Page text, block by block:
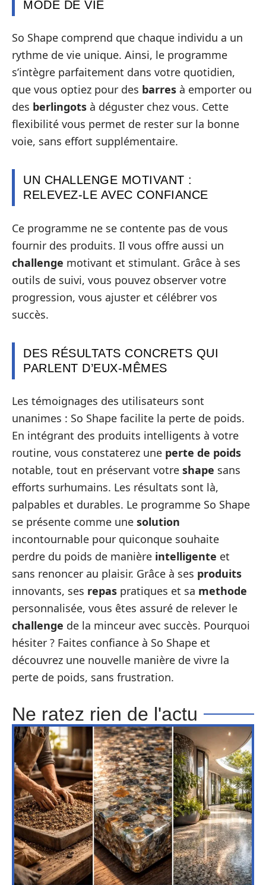
MODE DE VIE
So Shape comprend que chaque individu a un
rythme de vie unique. Ainsi, le programme
s’intègre parfaitement dans votre quotidien,
que vous optiez pour des barres à emporter ou
des berlingots à déguster chez vous. Cette
flexibilité vous permet de rester sur la bonne
voie, sans effort supplémentaire.
UN CHALLENGE MOTIVANT :
RELEVEZ-LE AVEC CONFIANCE
Ce programme ne se contente pas de vous
fournir des produits. Il vous offre aussi un
challenge motivant et stimulant. Grâce à ses
outils de suivi, vous pouvez observer votre
progression, vous ajuster et célébrer vos
succès.
DES RÉSULTATS CONCRETS QUI
PARLENT D’EUX-MÊMES
Les témoignages des utilisateurs sont
unanimes : So Shape facilite la perte de poids.
En intégrant des produits intelligents à votre
routine, vous constaterez une perte de poids
notable, tout en préservant votre shape sans
efforts surhumains. Les résultats sont là,
palpables et durables. Le programme So Shape
se présente comme une solution
incontournable pour quiconque souhaite
perdre du poids de manière intelligente et
sans renoncer au plaisir. Grâce à ses produits
innovants, ses repas pratiques et sa methode
personnalisée, vous êtes assuré de relever le
challenge de la minceur avec succès. Pourquoi
hésiter ? Faites confiance à So Shape et
découvrez une nouvelle manière de vivre la
perte de poids, sans frustration.
Ne ratez rien de l'actu